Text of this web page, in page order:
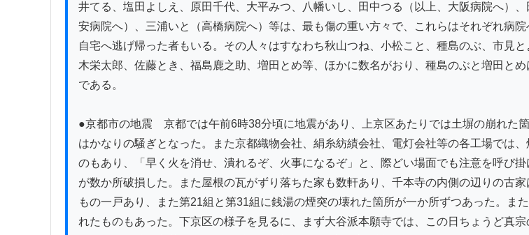
井てる、塩田よしえ、原田千代、大平みつ、八幡いし、田中つる（以上、大阪病院へ）
安病院へ）、三浦いと（高橋病院へ）等は、最も傷の重い方々で、これらはそれぞれ病
自宅へ逃げ帰った者もいる。その人々はすなわち秋山つね、小松こと、種島のぶ、市見
木栄太郎、佐藤とき、福島鹿之助、増田とめ等、ほかに数名がおり、種島のぶと増田と
である。
●京都市の地震　京都では午前6時38分頃に地震があり、上京区あたりでは土塀の崩れた
はかなりの騒ぎとなった。また京都織物会社、絹糸紡績会社、電灯会社等の各工場では
のもあり、「早く火を消せ、潰れるぞ、火事になるぞ」と、際どい場面でも注意を呼び
が数か所破損した。また屋根の瓦がずり落ちた家も数軒あり、千本寺の内側の辺りの古
もの一戸あり、また第21組と第31組に銭湯の煙突の壊れた箇所が一か所ずつあった。ま
れたものもあった。下京区の様子を見るに、まず大谷派本願寺では、この日ちょうど真